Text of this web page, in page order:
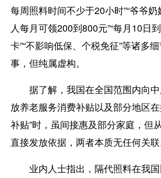
每周照料时间不少于20小时”“爷爷
人每月可领200到800元”“每月10日
卡”“不影响低保、个税免征”等诸多
事，但纯属虚构。
据了解，我国在全国范围内向中
放养老服务消费补贴以及部分地区
补贴”时，虽间接惠及部分家庭，但
直接发放依据，两者本质无任何关联
业内人士指出，隔代照料在我国